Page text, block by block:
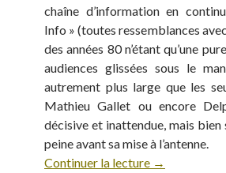
chaîne d’information en
Info » (toutes ressemblances
des années 80 n’étant qu’une
audiences glissées sous le
autrement plus large que les
Mathieu Gallet ou encore
décisive et inattendue, mais bien
peine avant sa mise à l’antenne.
Continuer la lecture →